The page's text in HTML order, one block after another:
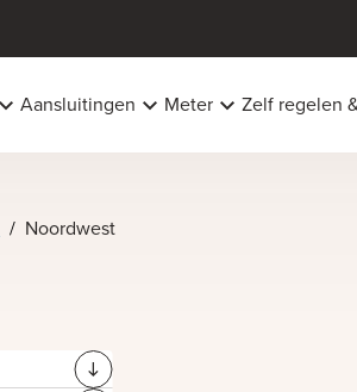
Aansluitingen Meter Zelf regelen
/ Noordwest